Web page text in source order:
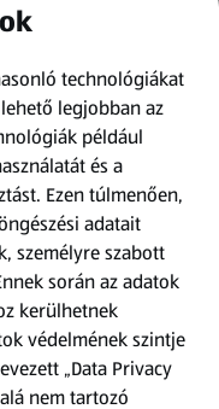
technológiákat
legjobban az
például
és a
Ezen túlmenően,
adatait
személyre szabott
során az adatok
kerülhetnek
védelmének szintje
„Data Privacy
nem tartozó